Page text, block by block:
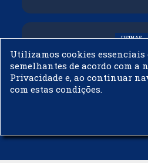
USINAS
Governo adia reunião
etanol na
Utilizamos cookies essenciais
semelhantes de acordo com a
Privacidade e, ao continuar
com estas condições.